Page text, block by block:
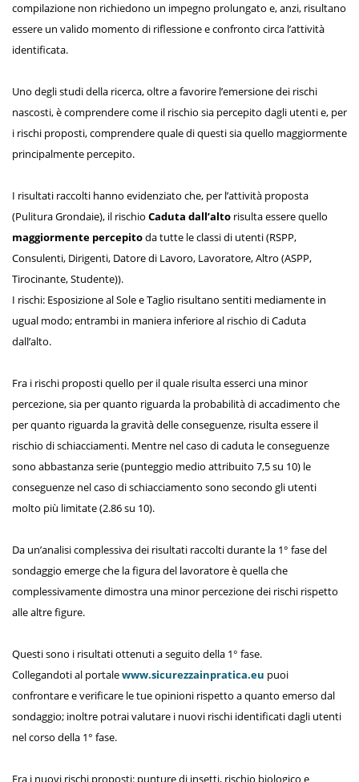
compilazione non richiedono un impegno prolungato e, anzi, risultano
essere un valido momento di riflessione e confronto circa l’attività
identificata.
Uno degli studi della ricerca, oltre a favorire l’emersione dei rischi
nascosti, è comprendere come il rischio sia percepito dagli utenti e, per
i rischi proposti, comprendere quale di questi sia quello maggiormente
principalmente percepito.
I risultati raccolti hanno evidenziato che, per l’attività proposta
(Pulitura Grondaie), il rischio Caduta dall’alto risulta essere quello
maggiormente percepitoda tutte le classi di utenti (RSPP,
Consulenti, Dirigenti, Datore di Lavoro, Lavoratore, Altro (ASPP,
Tirocinante, Studente)).
I rischi: Esposizione al Sole e Taglio risultano sentiti mediamente in
ugual modo; entrambi in maniera inferiore al rischio di Caduta
dall’alto.
Fra i rischi proposti quello per il quale risulta esserci una minor
percezione, sia per quanto riguarda la probabilità di accadimento che
per quanto riguarda la gravità delle conseguenze, risulta essere il
rischio di schiacciamenti. Mentre nel caso di caduta le conseguenze
sono abbastanza serie (punteggio medio attribuito 7,5 su 10) le
conseguenze nel caso di schiacciamento sono secondo gli utenti
molto più limitate (2.86 su 10).
Da un’analisi complessiva dei risultati raccolti durante la 1° fase del
sondaggio emerge che la figura del lavoratore è quella che
complessivamente dimostra una minor percezione dei rischi rispetto
alle altre figure.
Questi sono i risultati ottenuti a seguito della 1° fase.
Collegandoti al portalewww.sicurezzainpratica.eu puoi
confrontare e verificare le tue opinioni rispetto a quanto emerso dal
sondaggio; inoltre potrai valutare i nuovi rischi identificati dagli utenti
nel corso della 1° fase.
Fra i nuovi rischi proposti: punture di insetti, rischio biologico e